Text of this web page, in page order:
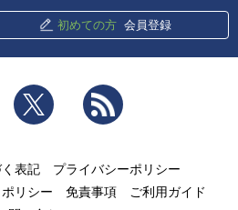
初めての方 会員登録
Twitter
表記
プライバシーポリシー
ポリシー 免責事項
ご利用ガイド